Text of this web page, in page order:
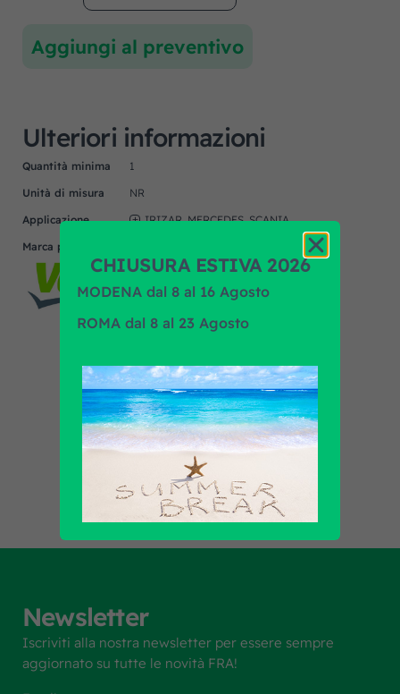
Aggiungi al preventivo
Ulteriori informazioni
Quantità minima
1
Unità di misura
NR
Applicazione
IRIZAR, MERCEDES, SCANIA
Marca prodotto
Scopri tutti i prodotti
Newsletter
Iscriviti alla nostra newsletter per essere sempre
aggiornato su tutte le novità FRA!
CHIUSURA ESTIVA 2026
MODENA dal 8 al 16 Agosto
ROMA dal 8 al 23 Agosto